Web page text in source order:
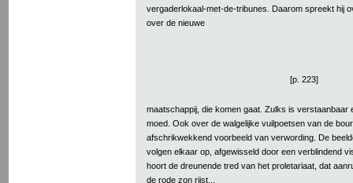
vergaderlokaal-met-de-tribunes. Daarom spreekt hij
over de nieuwe
[p. 223]
maatschappij, die komen gaat. Zulks is verstaanbaar
moed. Ook over de walgelijke vuilpoetsen van de
afschrikwekkend voorbeeld van verwording. De
volgen elkaar op, afgewisseld door een verblindend
hoort de dreunende tred van het proletariaat, dat
de rode zon rijst...